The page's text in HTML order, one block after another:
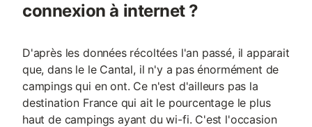
connexion à internet ?
D'après les données récoltées l'an passé, il apparait
que, dans le le Cantal, il n'y a pas énormément de
campings qui en ont. Ce n'est d'ailleurs pas la
destination France qui ait le pourcentage le plus
haut de campings ayant du wi-fi. C'est l'occasion